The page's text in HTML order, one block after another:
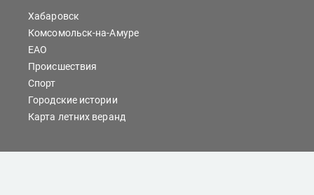
Хабаровск
Комсомольск-на-Амуре
ЕАО
Происшествия
Спорт
Городские истории
Карта летних веранд